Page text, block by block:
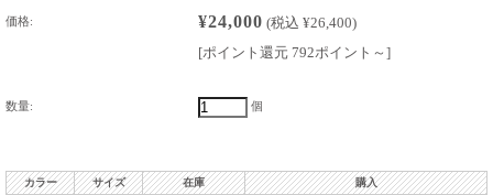
価格: ¥24,000 (税込 ¥26,400)
[ポイント還元 792ポイント～]
数量: 個
カラー サイズ 在庫 購入